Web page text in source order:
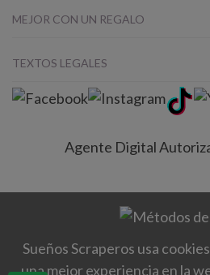
MEJOR CON UN REGALO
TEXTOS LEGALES
Agente Digital
Sueños Scraperos usa
una mejor experiencia en la